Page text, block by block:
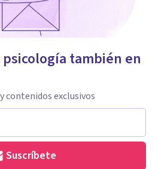
también en
contenidos exclusivos
Suscríbete